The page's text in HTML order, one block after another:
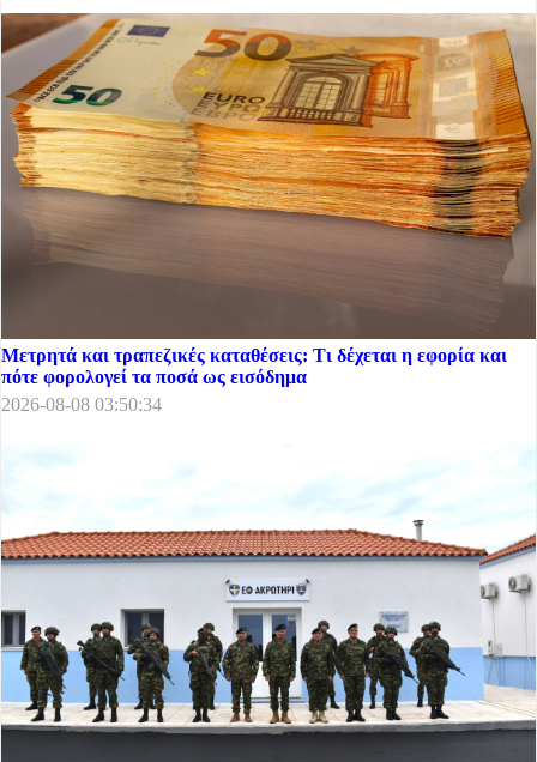
Μετρητά και τραπεζικές καταθέσεις: Τι δέχεται η εφορία και
πότε φορολογεί τα ποσά ως εισόδημα
2026-08-08 03:50:34